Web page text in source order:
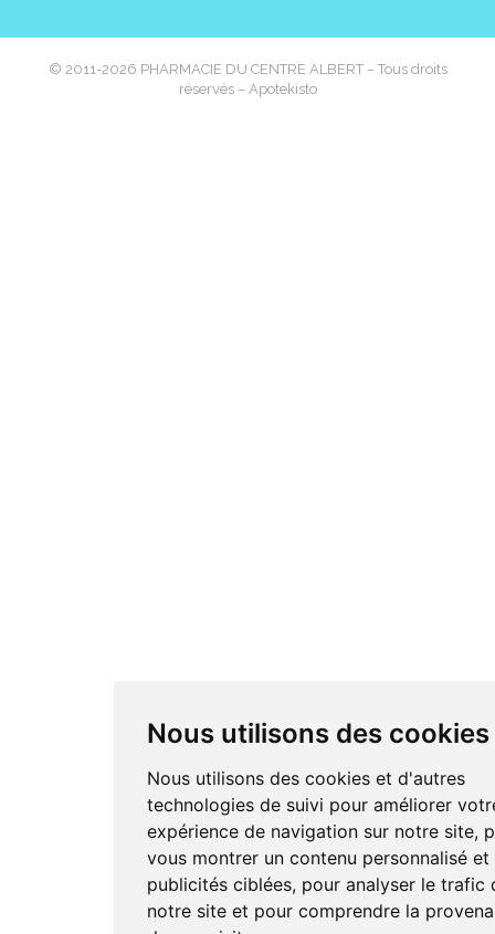
Nous utilisons des cookies
Nous utilisons des cookies et d'autres
technologies de suivi pour améliorer
expérience de navigation sur notre site,
vous montrer un contenu personnalisé et
publicités ciblées, pour analyser le trafic
notre site et pour comprendre la
© 2011-2026 PHARMACIE DU CENTRE ALBERT– Tous droits
réservés – Apotekisto